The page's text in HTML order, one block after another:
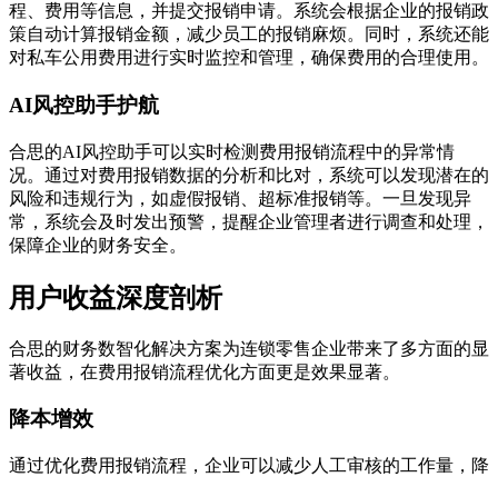
程、费用等信息，并提交报销申请。系统会根据企业的报销政
策自动计算报销金额，减少员工的报销麻烦。同时，系统还能
对私车公用费用进行实时监控和管理，确保费用的合理使用。
AI风控助手护航
合思的AI风控助手可以实时检测费用报销流程中的异常情
况。通过对费用报销数据的分析和比对，系统可以发现潜在的
风险和违规行为，如虚假报销、超标准报销等。一旦发现异
常，系统会及时发出预警，提醒企业管理者进行调查和处理，
保障企业的财务安全。
用户收益深度剖析
合思的财务数智化解决方案为连锁零售企业带来了多方面的显
著收益，在费用报销流程优化方面更是效果显著。
降本增效
通过优化费用报销流程，企业可以减少人工审核的工作量，降